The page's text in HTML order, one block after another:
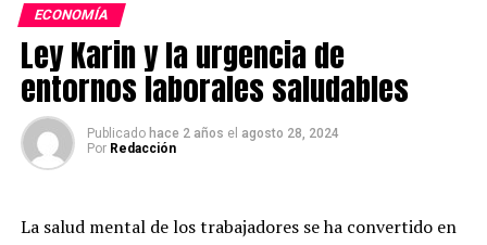
comuna
operativos para recibir el pago de la boleta de agua, el
cual se refleja de forma automática en el sistema
comercial de Aguas Décima.
ECONOMÍA
Ley Karin y la urgencia de
entornos laborales saludables
Publicado hace 2 años el agosto 28, 2024
Por Redacción
La salud mental de los trabajadores se ha convertido en